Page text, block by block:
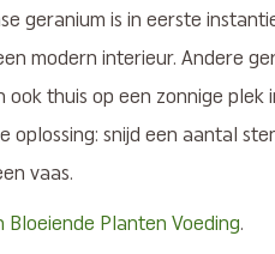
geranium is in eerste
modern interieur. Andere
thuis op een zonnige plek
oplossing: snijd een aantal
vaas.
Bloeiende Planten Voeding.